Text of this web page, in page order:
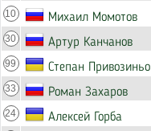
10 Михаил Момотов
30 Артур Канчанов
99 Степан Привозиньо
33 Роман Захаров
24 Алексей Горба